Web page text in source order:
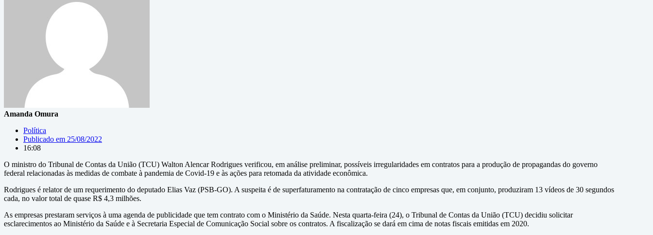
Amanda Omura
Política
Publicado em 25/08/2022
16:08
O ministro do Tribunal de Contas da União (TCU) Walton Alencar Rodrigues verificou, em análise preliminar, possíveis irregularidades em contratos para a produção de propagandas do governo
federal relacionadas às medidas de combate à pandemia de Covid-19 e às ações para retomada da atividade econômica.
Rodrigues é relator de um requerimento do deputado Elias Vaz (PSB-GO). A suspeita é de superfaturamento na contratação de cinco empresas que, em conjunto, produziram 13 vídeos de 30 segundos
cada, no valor total de quase R$ 4,3 milhões.
As empresas prestaram serviços à uma agenda de publicidade que tem contrato com o Ministério da Saúde. Nesta quarta-feira (24), o Tribunal de Contas da União (TCU) decidiu solicitar
esclarecimentos ao Ministério da Saúde e à Secretaria Especial de Comunicação Social sobre os contratos. A fiscalização se dará em cima de notas fiscais emitidas em 2020.